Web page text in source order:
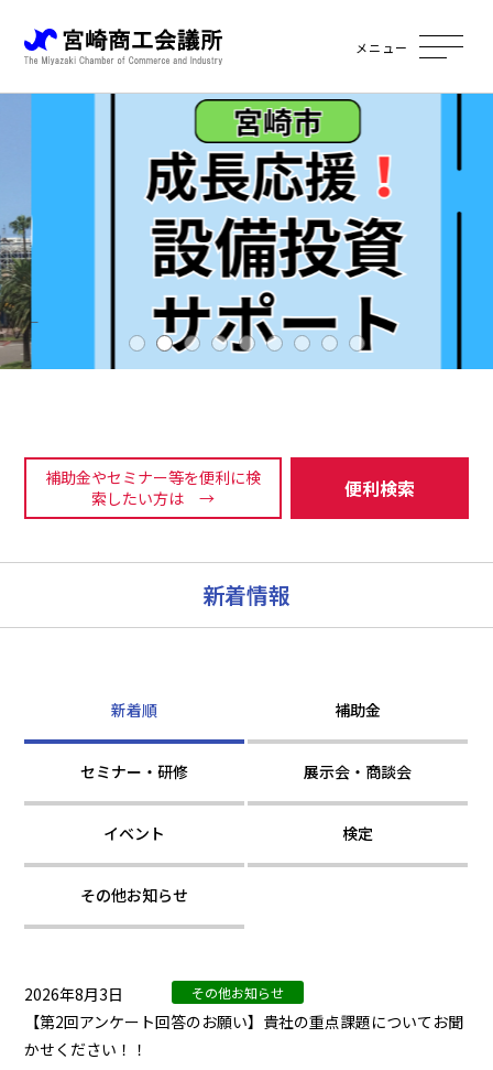
メニュー
補助金やセミナー等を便利に検
索したい方は →
便利検索
新着情報
新着順 補助金
セミナー・研修 展示会・商談会
イベント 検定
その他お知らせ
2026年8月3日 その他お知らせ
【第2回アンケート回答のお願い】貴社の重点課題についてお聞
かせください！！